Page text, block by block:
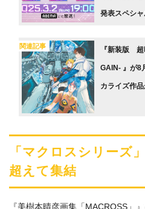
発表スペシ
関連記事 『新装版 超
GAIN- 』が8
カライズ作品
「マクロスシリーズ
超えて集結
『美樹本晴彦画集「MACROSS」